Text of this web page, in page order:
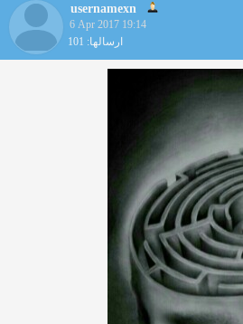
usernamexn
6 Apr 2017 19:14
ارسالها: 101